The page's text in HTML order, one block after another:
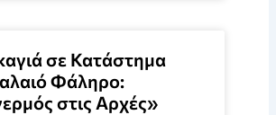
σε Κατάστημα
Φάληρο:
στις Αρχές»